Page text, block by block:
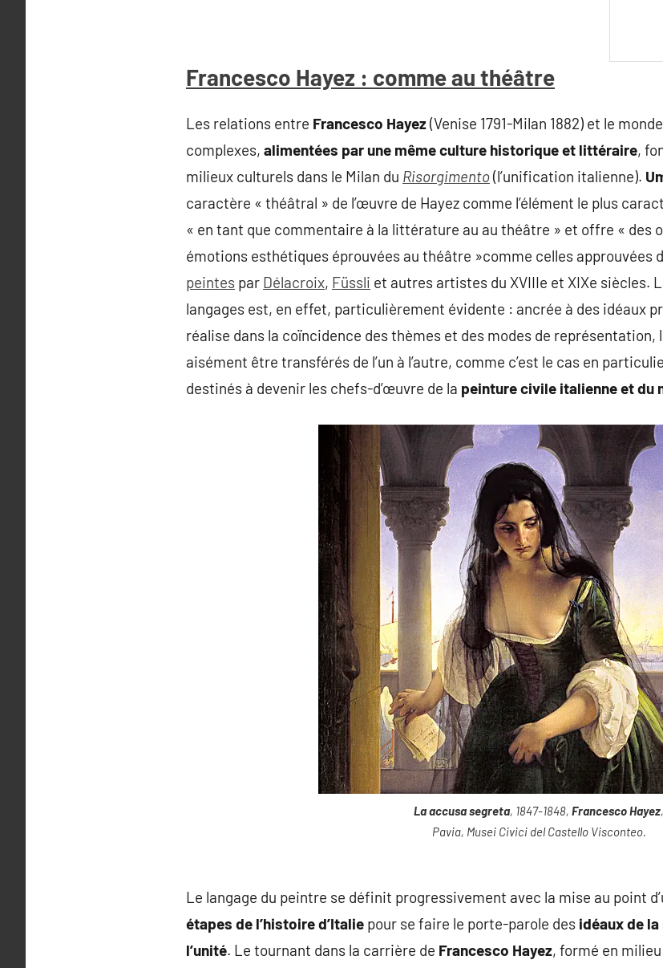
Francesco Hayez : comme au théâtre
Les relations entre Francesco Hayez(Venise 1791-Milan 1882) et le
complexes, alimentées par une même culture historique et littéraire,
milieux culturels dans le Milan du Risorgimento(l’unification italienne).
caractère « théâtral » de l’œuvre de Hayez comme l’élément le plus
« en tant que commentaire à la littérature au au théâtre » et offre « des
émotions esthétiques éprouvées au théâtre »comme celles approuvées
peintes par Délacroix, Füssli et autres artistes du XVIIIe et XIXe siècles.
langages est, en effet, particulièrement évidente : ancrée à des idéaux
réalise dans la coïncidence des thèmes et des modes de représentation,
aisément être transférés de l’un à l’autre, comme c’est le cas en
destinés à devenir les chefs-d’œuvre de la peinture civile italienne et du
La accusa segreta, 1847-1848, Francesco Hayez,
Pavia, Musei Civici del Castello Visconteo.
Le langage du peintre se définit progressivement avec la mise au point
étapes de l’histoire d’Italie pour se faire le porte-parole des idéaux de
l’unité. Le tournant dans la carrière de Francesco Hayez, formé en milieu